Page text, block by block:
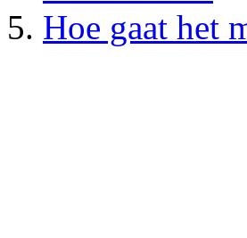
Hoe gaat het